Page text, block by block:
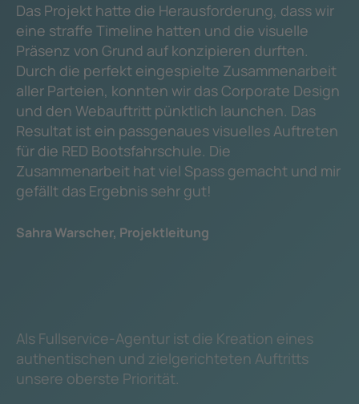
Das Projekt hatte die Herausforderung, dass wir
eine straffe Timeline hatten und die visuelle
Präsenz von Grund auf konzipieren durften.
Durch die perfekt eingespielte Zusammenarbeit
aller Parteien, konnten wir das Corporate Design
und den Webauftritt pünktlich launchen. Das
Resultat ist ein passgenaues visuelles Auftreten
für die RED Bootsfahrschule. Die
Zusammenarbeit hat viel Spass gemacht und mir
gefällt das Ergebnis sehr gut!
Sahra Warscher, Projektleitung
Als Fullservice-Agentur ist die Kreation eines
authentischen und zielgerichteten Auftritts
unsere oberste Priorität.